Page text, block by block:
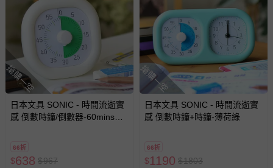
搶購一空
日本文具 SONIC - 時間流逝實
感 倒數時鐘/倒數器-60mins版-
66折
$638 $967
搶購一空
日本文具 SONIC - 時間流逝實
感 倒數時鐘+時鐘-薄荷綠
66折
$1190 $1803